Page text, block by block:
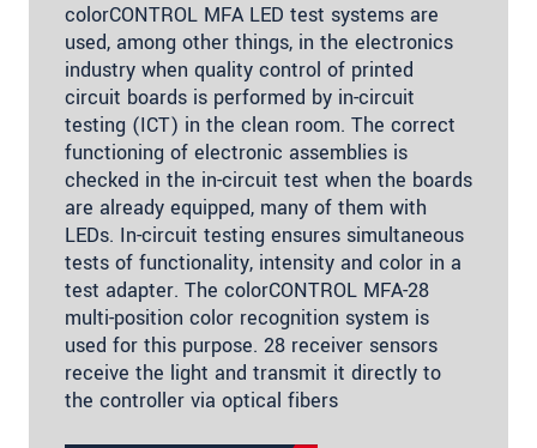
colorCONTROL MFA LED test systems are
used, among other things, in the electronics
industry when quality control of printed
circuit boards is performed by in-circuit
testing (ICT) in the clean room. The correct
functioning of electronic assemblies is
checked in the in-circuit test when the boards
are already equipped, many of them with
LEDs. In-circuit testing ensures simultaneous
tests of functionality, intensity and color in a
test adapter. The colorCONTROL MFA-28
multi-position color recognition system is
used for this purpose. 28 receiver sensors
receive the light and transmit it directly to
the controller via optical fibers